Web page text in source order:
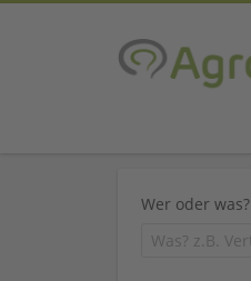
Wer oder was?